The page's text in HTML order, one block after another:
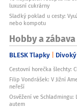
luxusní cukrárny
Sladký poklad u cesty:
nebo kompotu
Hobby a zábava
BLESK Tlapky
Cestovní horečka šlechty:
Filip Vondrášek: V Jižní
neřeší
Osvěžení ve
autem